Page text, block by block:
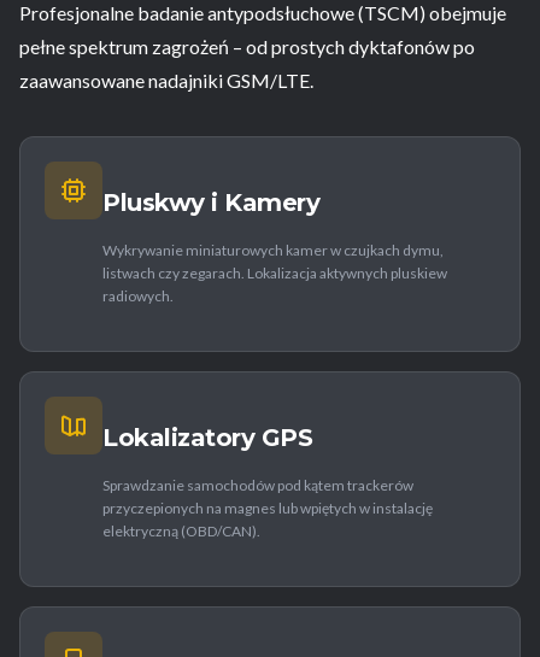
Profesjonalne badanie antypodsłuchowe (TSCM) obejmuje
pełne spektrum zagrożeń – od prostych dyktafonów po
zaawansowane nadajniki GSM/LTE.
Pluskwy i Kamery
Wykrywanie miniaturowych kamer w czujkach dymu,
listwach czy zegarach. Lokalizacja aktywnych pluskiew
radiowych.
Lokalizatory GPS
Sprawdzanie samochodów pod kątem trackerów
przyczepionych na magnes lub wpiętych w instalację
elektryczną (OBD/CAN).